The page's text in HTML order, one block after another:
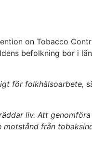
on Tobacco
befolkning bor i
för folkhälsoarbete,
liv. Att
från